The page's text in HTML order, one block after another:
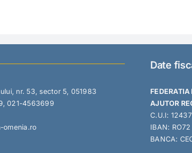
nr. 53, sector 5, 051983
021-4563699
omenia.ro
Date
AJUTOR
C.U.I:
IBAN:
BANCA: